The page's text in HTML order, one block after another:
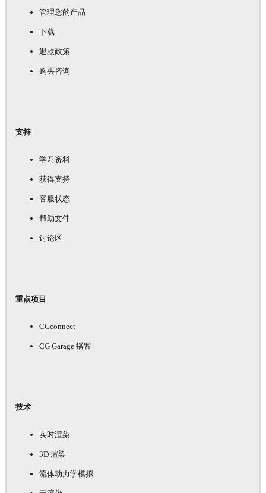
管理您的产品
下载
退款政策
购买咨询
支持
学习资料
获得支持
客服状态
帮助文件
讨论区
重点项目
CGconnect
CG Garage 播客
技术
实时渲染
3D 渲染
流体动力学模拟